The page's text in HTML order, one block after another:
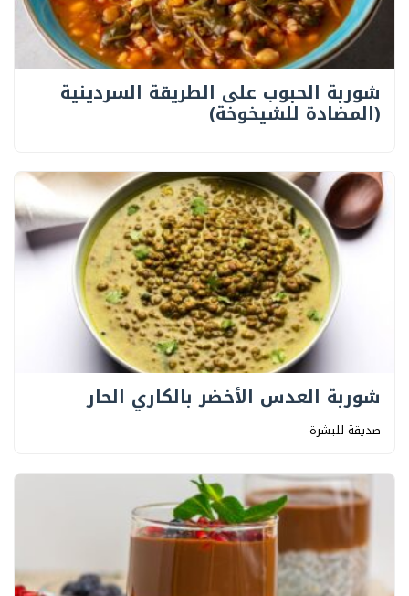
شوربة الحبوب على الطريقة السردينية
(المضادة للشيخوخة)
شوربة العدس الأخضر بالكاري الحار
صديقة للبشرة